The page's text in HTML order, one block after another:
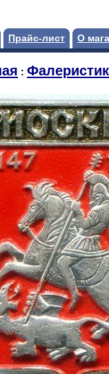
Прайс-лист О
: